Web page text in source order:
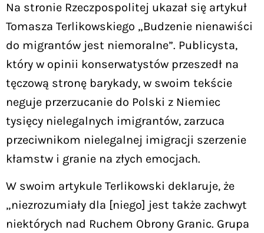
Na stronie Rzeczpospolitej ukazał się artykuł
Tomasza Terlikowskiego „Budzenie nienawiści
do migrantów jest niemoralne”. Publicysta,
który w opinii konserwatystów przeszedł na
tęczową stronę barykady, w swoim tekście
neguje przerzucanie do Polski z Niemiec
tysięcy nielegalnych imigrantów, zarzuca
przeciwnikom nielegalnej imigracji szerzenie
kłamstw i granie na złych emocjach.
W swoim artykule Terlikowski deklaruje, że
„niezrozumiały dla [niego] jest także zachwyt
niektórych nad Ruchem Obrony Granic. Grupa